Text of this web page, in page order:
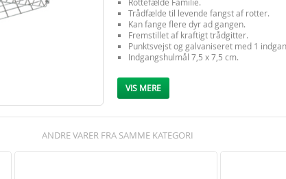
Trådfælde til levende fangst af rotter.
Kan fange flere dyr ad gangen.
Fremstillet af kraftigt trådgitter.
Punktsvejst og galvaniseret med 1
Indgangshulmål 7,5 x 7,5 cm.
Med håndtag til transport.
Længde 46 cm.
VIS MERE
ANDRE VARER FRA SAMME KATEGORI